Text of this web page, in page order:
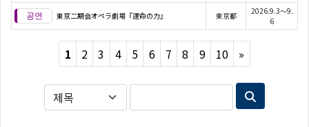
東京二期会オペラ劇場『運命の力』 東京都
2026.9.3～9.
6
1 2 3 4 5 6 7 8 9 10 »